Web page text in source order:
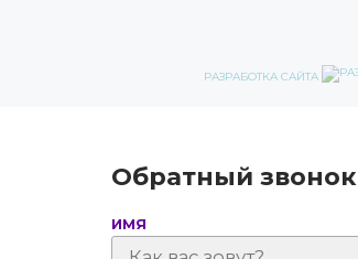
РАЗРАБОТКА САЙТА
Обратный звонок
ИМЯ